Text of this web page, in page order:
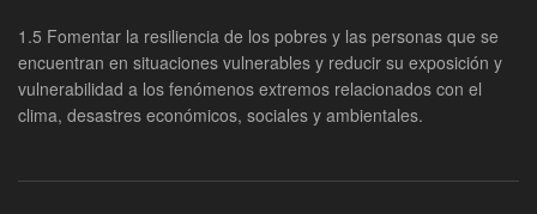
1.5 Fomentar la resiliencia de los pobres y las personas que se
encuentran en situaciones vulnerables y reducir su exposición y
vulnerabilidad a los fenómenos extremos relacionados con el
clima, desastres económicos, sociales y ambientales.